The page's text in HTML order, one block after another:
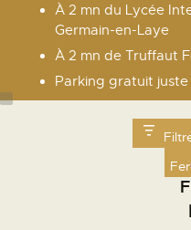
À 2 mn du Lycée
Germain-en-Laye
À 2 mn de Truffaut
Parking gratuit
Ne manquez pas
VISITEZ LA GALERIE
NOS ATELIERS